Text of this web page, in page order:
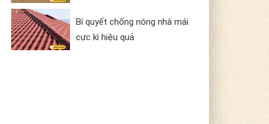
Bí quyết chống nóng nhà mái
cực kì hiệu quả